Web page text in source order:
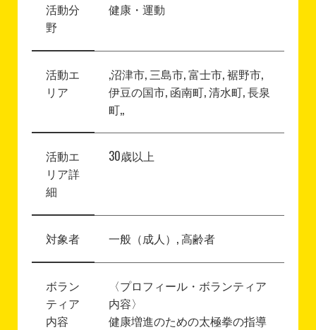
活動分
野
健康・運動
活動エ
リア
,沼津市, 三島市, 富士市, 裾野市,
伊豆の国市, 函南町, 清水町, 長泉
町,,
活動エ
リア詳
細
30歳以上
対象者 一般（成人）, 高齢者
ボラン
ティア
内容
〈プロフィール・ボランティア
内容〉
健康増進のための太極拳の指導